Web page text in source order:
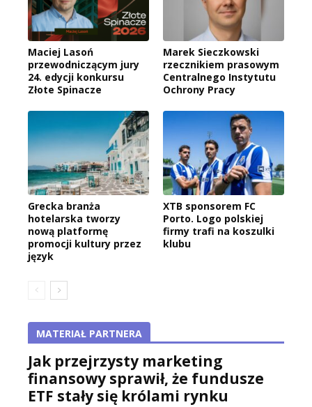
Maciej Lasoń
przewodniczącym jury
24. edycji konkursu
Złote Spinacze
Marek Sieczkowski
rzecznikiem prasowym
Centralnego Instytutu
Ochrony Pracy
Grecka branża
hotelarska tworzy
nową platformę
promocji kultury przez
język
XTB sponsorem FC
Porto. Logo polskiej
firmy trafi na koszulki
klubu
MATERIAŁ PARTNERA
Jak przejrzysty marketing
finansowy sprawił, że fundusze
ETF stały się królami rynku